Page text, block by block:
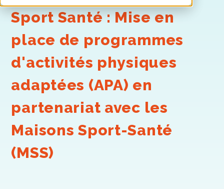
Sport Santé : Mise en
place de programmes
d'activités physiques
adaptées (APA) en
partenariat avec les
Maisons Sport-Santé
(MSS)